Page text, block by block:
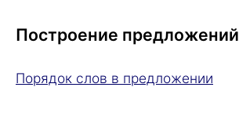
Построение предложений
Порядок слов в предложении